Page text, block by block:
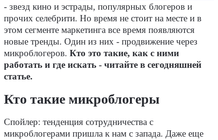
- звезд кино и эстрады, популярных блогеров и
прочих селебрити. Но время не стоит на месте и в
этом сегменте маркетинга все время появляются
новые тренды. Один из них - продвижение через
микроблогеров. Кто это такие, как с ними
работать и где искать - читайте в сегодняшней
статье.
Кто такие микроблогеры
Спойлер: тенденция сотрудничества с
микроблогерами пришла к нам с запада. Даже еще